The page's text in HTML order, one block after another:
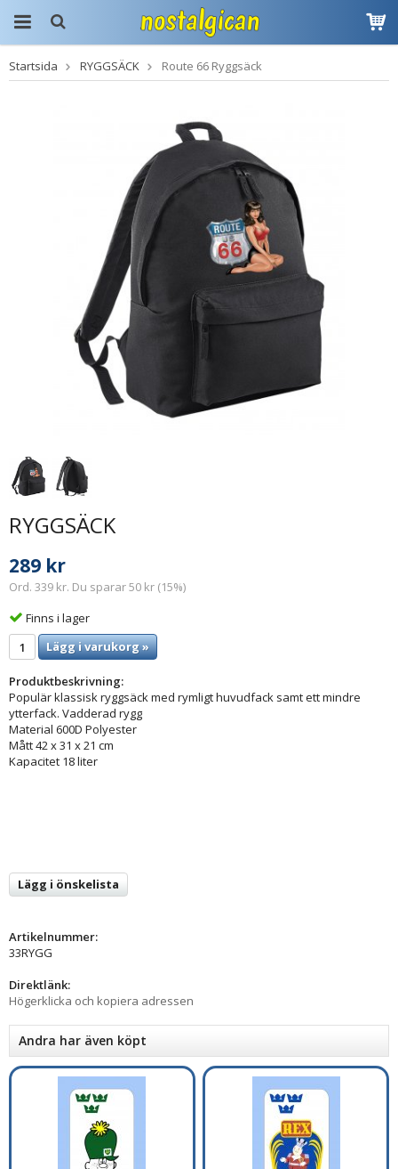
Produkten har blivit
tillagd i varukorgen
Startsida RYGGSÄCK Route 66 Ryggsäck
RYGGSÄCK
289 kr
Ord. 339 kr. Du sparar 50 kr (15%)
Finns i lager
Lägg i varukorg »
Produktbeskrivning:
Populär klassisk ryggsäck med rymligt huvudfack samt ett mindre
ytterfack. Vadderad rygg
Material 600D Polyester
Mått 42 x 31 x 21 cm
Kapacitet 18 liter
Lägg i önskelista
Artikelnummer:
33RYGG
Direktlänk:
Högerklicka och kopiera adressen
Andra har även köpt